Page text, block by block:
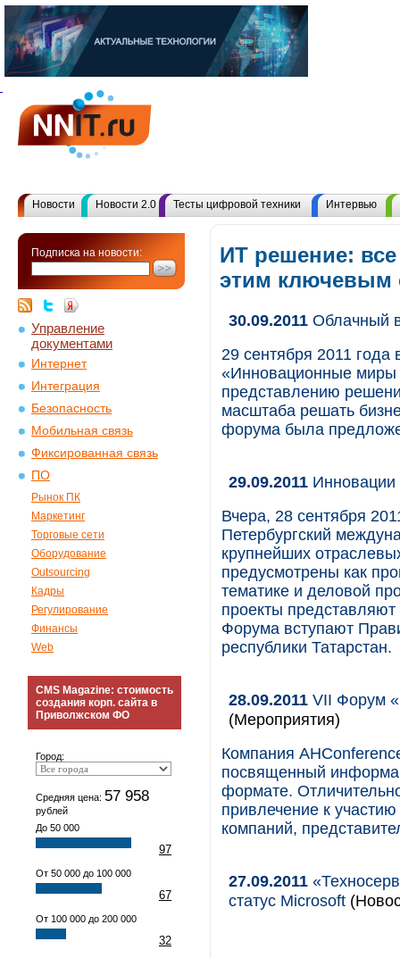
Новости Новости 2.0 Тесты цифровой техники Интервью
Подписка на новости:
Управление
документами
Интернет
Интеграция
Безопасность
Мобильная связь
Фиксированная связь
ПО
Рынок ПК
Маркетинг
Торговые сети
Оборудование
Outsourcing
Кадры
Регулирование
Финансы
Web
CMS Magazine: стоимость
создания корп. сайта в
Приволжском ФО
Город:
Средняя цена: 57 958
рублей
До 50 000
97
От 50 000 до 100 000
67
От 100 000 до 200 000
32
ИТ решение:
этим ключевым
30.09.2011 Облачный
29 сентября 2011
«Инновационные миры
представлению
масштаба решать
форума была
29.09.2011 Инновации
Вчера, 28 сентября
Петербургский
крупнейших
предусмотрены как
тематике и деловой
проекты
Форума вступают
республики Татарстан.
28.09.2011 VII Форум
(Мероприятия)
Компания
посвященный
формате.
привлечение к
компаний,
27.09.2011
статус Microsoft